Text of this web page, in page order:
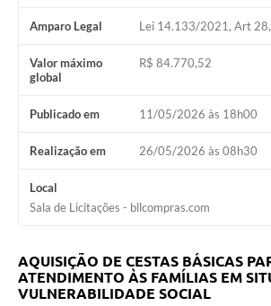
Junta Militar
Contato
Lei Orgânica
Educação
Infraestrutura
Meio Ambiente
Saúde
A Prefeitura
Amparo Legal Lei 14.133/2021, Art
Valor máximo
global
R$ 84.770,52
Publicado em 11/05/2026 às 18h00
Realização em 26/05/2026 às 08h30
Local
Sala de Licitações - bllcompras.com
AQUISIÇÃO DE CESTAS BÁSICAS
ATENDIMENTO ÀS FAMÍLIAS EM
VULNERABILIDADE SOCIAL